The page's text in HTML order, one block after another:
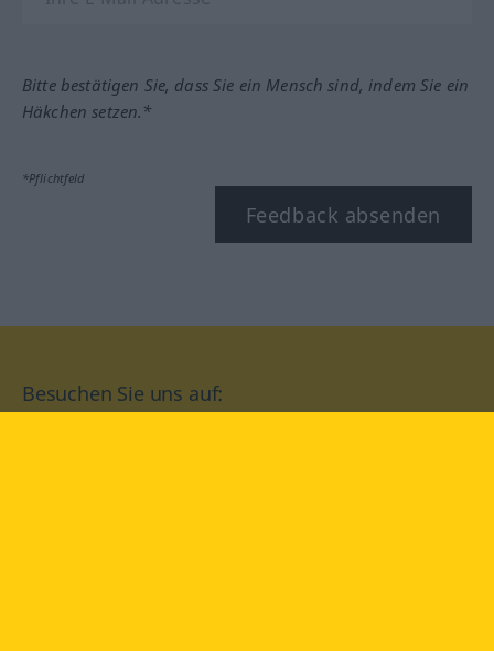
Bitte bestätigen Sie, dass Sie ein Mensch sind, indem Sie ein
Häkchen setzen.*
*Pflichtfeld
Feedback absenden
Besuchen Sie uns auf: